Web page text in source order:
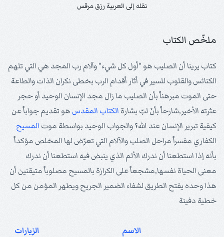
نقله إلى العربية رزق مرقس
ملخّص الكتاب
كتاب يرينا أن الصليب هو "أول كل شيء" وآلام رب المجد هي التي تلهم
الكنائس والقلوب للسير في أثار أقدام الرب بخطى نكران الذات والطاعة
حتى الموت مبرهناً بأن الصليب ما زال مجد الإنسان الوحيد أو حجر
عثرته الأخير,شارحاً بأنَ لبّ بشارة الكتاب المقدس هو تقديم جواباً عن
كيفية تبرير الإنسان عند الله؟ والجواب الوحيد بواسطة موت المسيح
الكفاري مفسراً مراحل الصلب والآلام التي تعرّض لها المخلص مؤكداً
بأنه إذا استطعنا أن ندرك الألم الذي ينبض فيه استطعنا أن ندرك
معنى الحياة نفسها,مشجعاً على الكرازة بالمسيح مصلوباً متيقنين أن
هذا وحده يفتح الطريق لشفاء الضمير الجريح ويطهر المؤمن من كل
خطية دفينة
الاسم الزيارات